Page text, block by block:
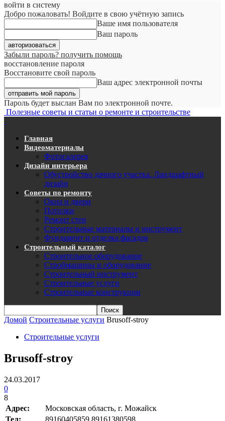
войти в систему
Добро пожаловать! Войдите в свою учётную запись
Ваше имя пользователя
Ваш пароль
Забыли пароль? получить помощь
восстановление пароля
Восстановите свой пароль
Ваш адрес электронной почты
Пароль будет выслан Вам по электронной почте.
Полезные советы и статьи о ремонте и строительстве
Главная
Видеоматериалы
Фотогалерея
Дизайн интерьера
Обустройство дачного участка. Ландшафтный
дизайн
Советы по ремонту
Окна и двери
Потолки
Ремонт стен
Строительные материалы и инструмент
Фундамент и отделка фасадов
Строительный каталог
Строительное оборудование
Строймашины и оборудование
Строительный инструмент
Строительные услуги
Строительные конструкции
Домой Строительные услуги Brusoff-stroy
Строительные услуги
Brusoff-stroy
24.03.2017
0
8
Адрес:
Московская область, г. Можайск
Teл:
89160405859 89161380598